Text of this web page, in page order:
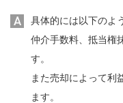
具体的には以下のよ
仲介手数料、抵当権
す。
また売却によって利
ます。